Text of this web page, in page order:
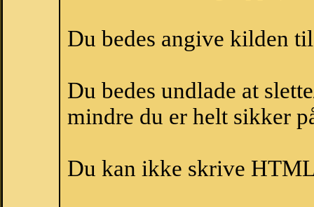
Du bedes angive kilden
Du bedes undlade at
mindre du er helt sikker
Du kan ikke skrive